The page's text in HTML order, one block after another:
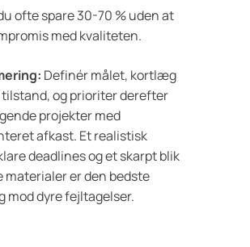
ofte spare 30-70 % uden at
med kvaliteten.
Definér målet, kortlæg
og prioriter derefter
projekter med
afkast. Et realistisk
deadlines og et skarpt blik
materialer er den bedste
mod dyre fejltagelser.